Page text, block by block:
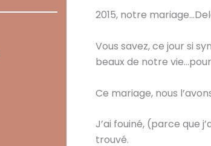
2015, notre
Vous savez, ce jour si
beaux de notre
Ce mariage, nous
J’ai fouiné, (parce que
trouvé.